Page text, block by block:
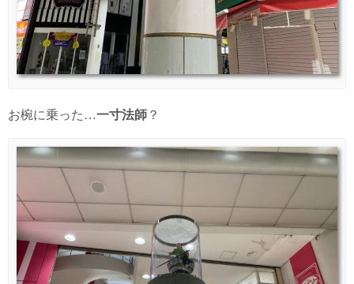
お椀に乗った…一寸法師 ？